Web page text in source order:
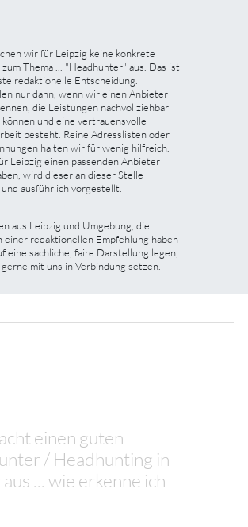
wir für Leipzig keine konkrete
Thema ... "Headhunter" aus. Das ist
redaktionelle Entscheidung.
nur dann, wenn wir einen Anbieter
die Leistungen nachvollziehbar
und eine vertrauensvolle
besteht. Reine Adresslisten oder
halten wir für wenig hilfreich.
Leipzig einen passenden Anbieter
wird dieser an dieser Stelle
ausführlich vorgestellt.
aus Leipzig und Umgebung, die
einer redaktionellen Empfehlung haben
eine sachliche, faire Darstellung legen,
mit uns in Verbindung setzen.
einen guten
/ Headhunting in
... wie erkenne ich